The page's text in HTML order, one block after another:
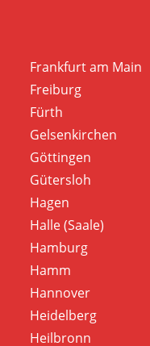
Frankfurt am Main
Freiburg
Fürth
Gelsenkirchen
Göttingen
Gütersloh
Hagen
Halle (Saale)
Hamburg
Hamm
Hannover
Heidelberg
Heilbronn